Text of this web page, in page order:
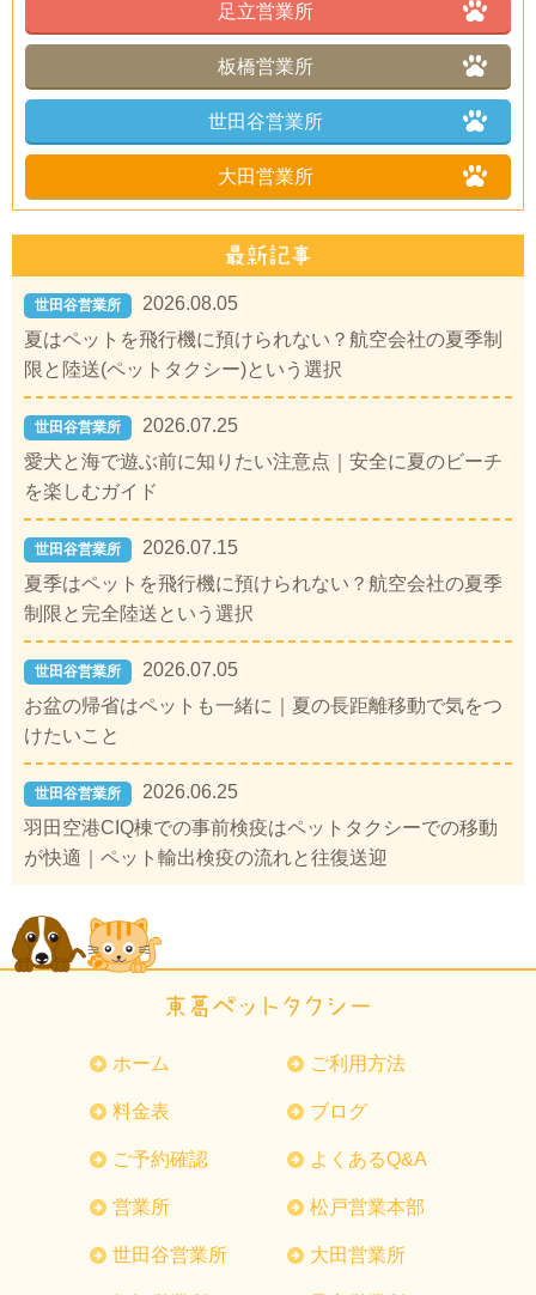
足立営業所
板橋営業所
世田谷営業所
大田営業所
世田谷営業所
2026.08.05
夏はペットを飛行機に預けられない？航空会社の夏季制
限と陸送(ペットタクシー)という選択
世田谷営業所
2026.07.25
愛犬と海で遊ぶ前に知りたい注意点｜安全に夏のビーチ
を楽しむガイド
世田谷営業所
2026.07.15
夏季はペットを飛行機に預けられない？航空会社の夏季
制限と完全陸送という選択
世田谷営業所
2026.07.05
お盆の帰省はペットも一緒に｜夏の長距離移動で気をつ
けたいこと
世田谷営業所
2026.06.25
羽田空港CIQ棟での事前検疫はペットタクシーでの移動
が快適｜ペット輸出検疫の流れと往復送迎
ホーム ご利用方法
料金表 ブログ
ご予約確認 よくあるQ&A
営業所 松戸営業本部
世田谷営業所 大田営業所